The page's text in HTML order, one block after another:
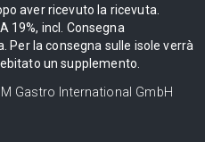
aver ricevuto la ricevuta.
19%, incl. Consegna
Per la consegna sulle isole verrà
un supplemento.
Gastro International GmbH